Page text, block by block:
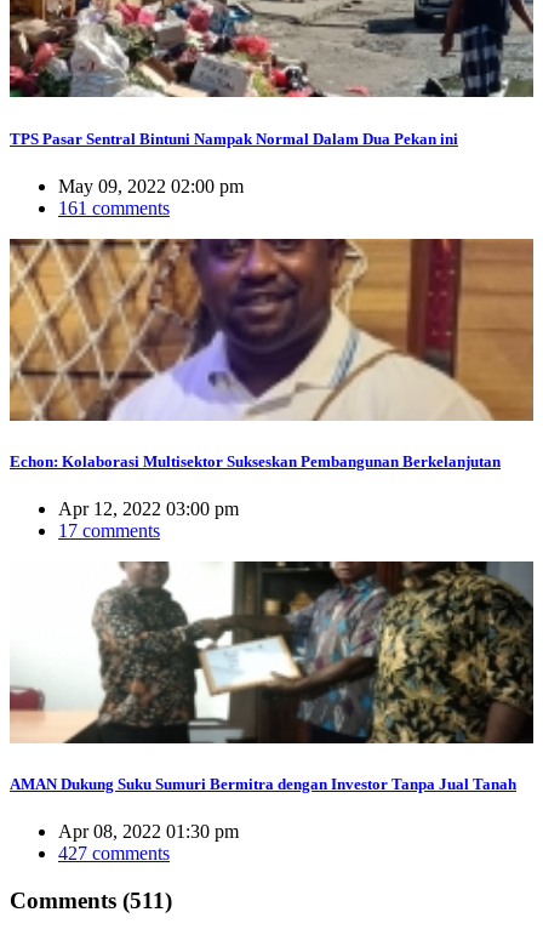
TPS Pasar Sentral Bintuni Nampak Normal Dalam Dua Pekan ini
May 09, 2022 02:00 pm
161 comments
Echon: Kolaborasi Multisektor Sukseskan Pembangunan Berkelanjutan
Apr 12, 2022 03:00 pm
17 comments
AMAN Dukung Suku Sumuri Bermitra dengan Investor Tanpa Jual Tanah
Apr 08, 2022 01:30 pm
427 comments
Comments (511)